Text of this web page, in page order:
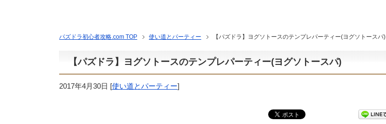
パズドラ初心者攻略.com TOP 使い道とパーティー 【パズドラ】ヨグソトースのテンプレパーティー(ヨグソトースパ)
【パズドラ】ヨグソトースのテンプレパーティー(ヨグソトースパ)
2017年4月30日 [使い道とパーティー]